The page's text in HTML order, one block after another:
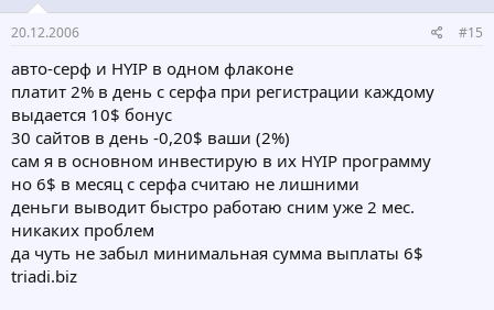
20.12.2006 #15
авто-серф и HYIP в одном флаконе
платит 2% в день с серфа при регистрации каждому
выдается 10$ бонус
30 сайтов в день -0,20$ ваши (2%)
сам я в основном инвестирую в их HYIP программу
но 6$ в месяц с серфа считаю не лишними
деньги выводит быстро работаю сним уже 2 мес.
никаких проблем
да чуть не забыл минимальная сумма выплаты 6$
triadi.biz